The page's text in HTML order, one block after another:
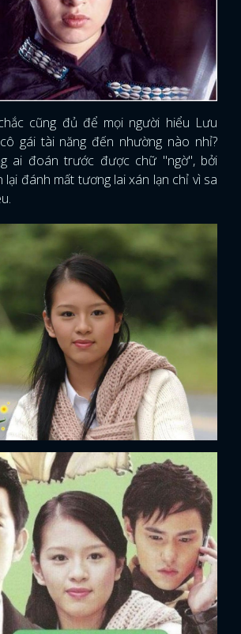
cũng đủ để mọi người hiểu Lưu
gái tài năng đến nhường nào nhỉ?
ai đoán trước được chữ "ngờ", bởi
lại đánh mất tương lai xán lạn chỉ vì sa